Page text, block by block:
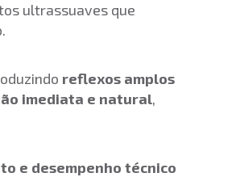
ultrassuaves que
reflexos amplos
imediata e natural,
e desempenho técnico